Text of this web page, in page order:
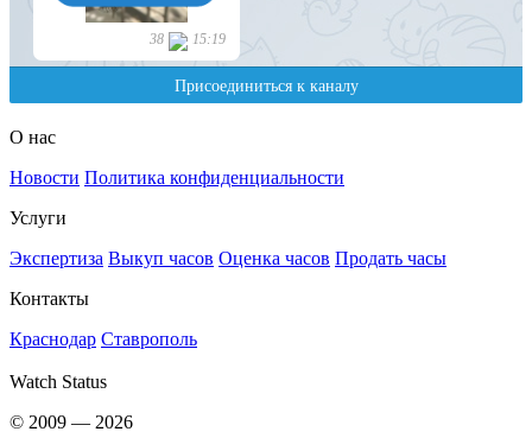
О нас
Новости Политика конфиденциальности
Услуги
Экспертиза Выкуп часов Оценка часов Продать часы
Контакты
Краснодар Ставрополь
Watch Status
© 2009 — 2026